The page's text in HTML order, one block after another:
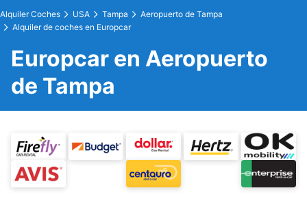
Alquiler Coches USA Tampa
Aeropuerto de Tampa
Alquiler de coches en Europcar
Europcar en Aeropuerto
de Tampa